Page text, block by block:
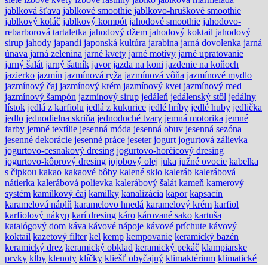
jablková šťava jablkové smoothie jablkovo-hruškové smoothie
jablkový koláč jablkový kompót jahodové smoothie jahodovo-
rebarborová tartaletka jahodový džem jahodový koktail jahodový
sirup jahody japandi japonská kultúra jarabina jarná dovolenka jarná
únava jarná zelenina jarné kvety jarné motívy jarné upratovanie
jarný šalát jarný šatník javor jazda na koni jazdenie na koňoch
jazierko jazmín jazmínová ryža jazmínová vôňa jazmínové mydlo
jazmínový čaj jazmínový krém jazmínový kvet jazmínový med
jazmínový šampón jazmínový sirup jedáleň jedálenský stôl jedálny
lístok jedlá z karfiolu jedlá z kukurice jedlé hríby jedlé huby jedlička
jedlo jednodielna skriňa jednoduché tvary jemná motorika jemné
farby jemné textílie jesenná móda jesenná obuv jesenná sezóna
jesenné dekorácie jesenné práce jeseter jogurt jogurtová zálievka
jogurtovo-cesnakový dresing jogurtovo-horčicový dresing
jogurtovo-kôprový dresing jojobový olej juka južné ovocie kabelka
s čipkou kakao kakaové bôby kalené sklo kaleráb kalerábová
nátierka kalerábová polievka kalerábový šalát kameň kamerový
systém kamilkový čaj kamilky kanalizácia kapor kapsacín
karamelová náplň karamelovo hnedá karamelový krém karfiol
karfiolový nákyp karí dresing káro kárované sako kartuša
katalógový dom káva kávové nápoje kávové príchute kávový
koktail kazetový filter kel kemp kempovanie keramický bazén
keramický drez keramický obklad keramický pekáč klampiarske
prvky kĺby klenoty klíčky kliešť obyčajný klimaktérium klimatické